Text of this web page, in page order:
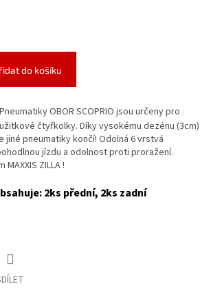
do košíku
Pneumatiky OBOR SCOPRIO jsou určeny pro
užitkové čtyřkolky. Díky vysokému dezénu (3cm)
jiné pneumatiky končí! Odolná 6 vrstvá
jízdu a odolnost proti proražení.
ZILLA !
2ks přední, 2ks zadní